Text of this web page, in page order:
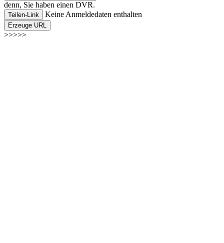
denn, Sie haben einen DVR.
Teilen-Link Keine Anmeldedaten enthalten
Erzeuge URL
>>>>>